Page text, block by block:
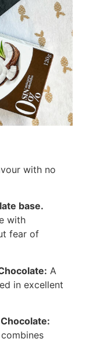
with no
base.
with
fear of
A
in excellent